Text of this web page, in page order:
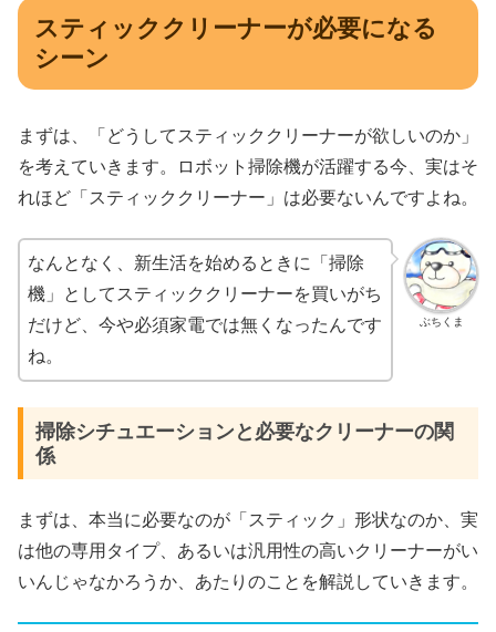
スティッククリーナーが必要になる
シーン
まずは、「どうしてスティッククリーナーが欲しいのか」
を考えていきます。ロボット掃除機が活躍する今、実はそ
れほど「スティッククリーナー」は必要ないんですよね。
ぶちくま
なんとなく、新生活を始めるときに「掃除
機」としてスティッククリーナーを買いがち
だけど、今や必須家電では無くなったんです
ね。
掃除シチュエーションと必要なクリーナーの関
係
まずは、本当に必要なのが「スティック」形状なのか、実
は他の専用タイプ、あるいは汎用性の高いクリーナーがい
いんじゃなかろうか、あたりのことを解説していきます。